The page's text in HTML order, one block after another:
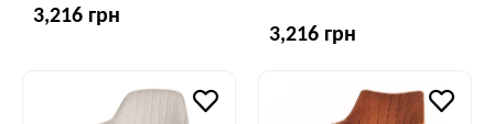
3,216 грн
3,216 грн